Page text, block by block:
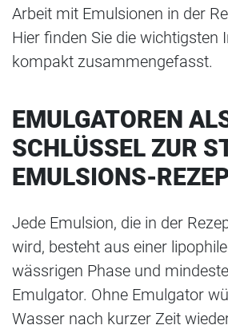
Arbeit mit Emulsionen in der
Hier finden Sie die wichtigsten
kompakt zusammengefasst.
EMULGATOREN
SCHLÜSSEL ZUR
EMULSIONS-
Jede Emulsion, die in der
wird, besteht aus einer
wässrigen Phase und
Emulgator. Ohne Emulgator
Wasser nach kurzer Zeit